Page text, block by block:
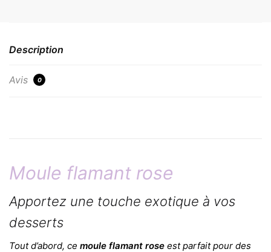
Description
Avis 0
Moule flamant rose
Apportez une touche exotique à vos
desserts
Tout d’abord, ce moule flamant rose est parfait pour des